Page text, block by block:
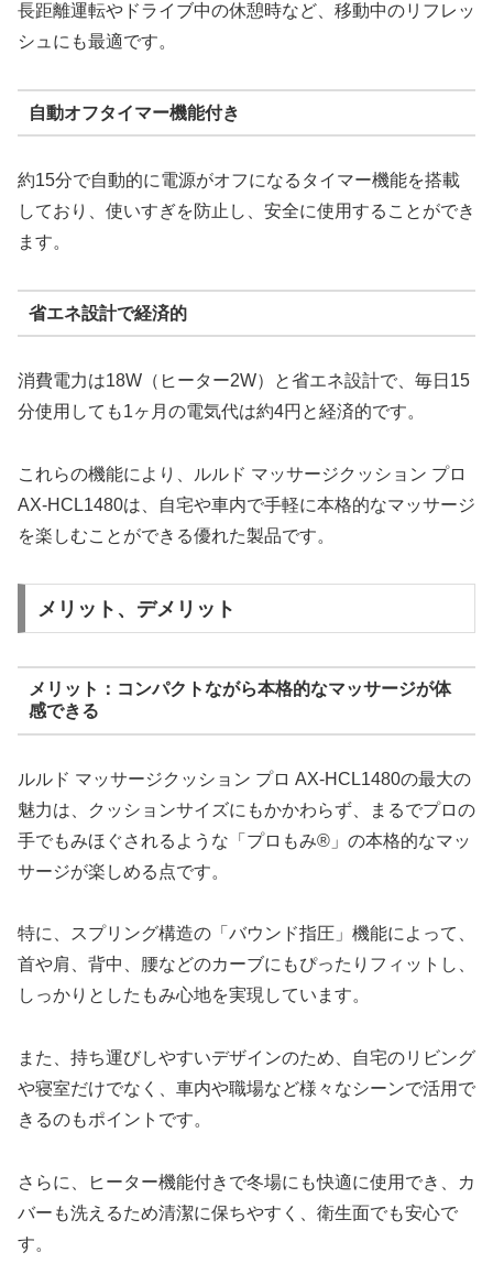
長距離運転やドライブ中の休憩時など、移動中のリフレッ
シュにも最適です。
自動オフタイマー機能付き
約15分で自動的に電源がオフになるタイマー機能を搭載
しており、使いすぎを防止し、安全に使用することができ
ます。
省エネ設計で経済的
消費電力は18W（ヒーター2W）と省エネ設計で、毎日15
分使用しても1ヶ月の電気代は約4円と経済的です。
これらの機能により、ルルド マッサージクッション プロ
AX-HCL1480は、自宅や車内で手軽に本格的なマッサージ
を楽しむことができる優れた製品です。
t
G
P
T
メリット、デメリット
メリット：コンパクトながら本格的なマッサージが体
感できる
ルルド マッサージクッション プロ AX-HCL1480の最大の
魅力は、クッションサイズにもかかわらず、まるでプロの
手でもみほぐされるような「プロもみ®」の本格的なマッ
サージが楽しめる点です。
特に、スプリング構造の「バウンド指圧」機能によって、
首や肩、背中、腰などのカーブにもぴったりフィットし、
しっかりとしたもみ心地を実現しています。
また、持ち運びしやすいデザインのため、自宅のリビング
や寝室だけでなく、車内や職場など様々なシーンで活用で
きるのもポイントです。
さらに、ヒーター機能付きで冬場にも快適に使用でき、カ
バーも洗えるため清潔に保ちやすく、衛生面でも安心で
す。